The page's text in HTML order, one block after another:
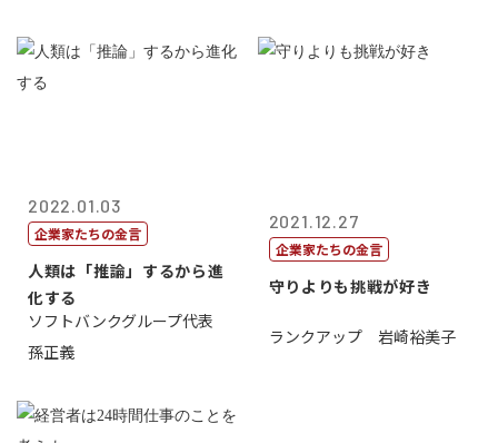
2022.01.03
企業家たちの金言
人類は「推論」するから進
化する
ソフトバンクグループ代表
孫正義
2021.12.27
企業家たちの金言
守りよりも挑戦が好き
ランクアップ 岩崎裕美子